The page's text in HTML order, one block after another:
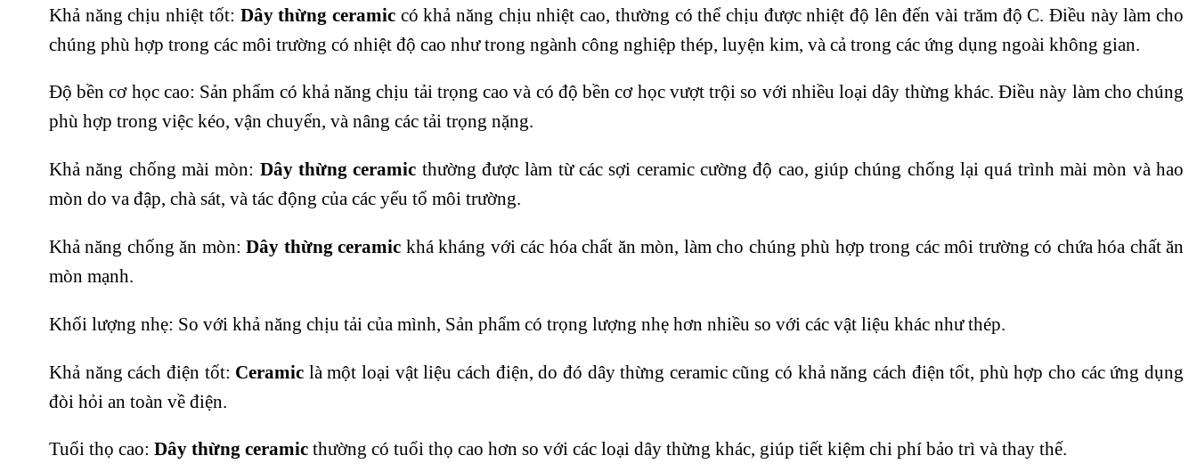
Khả năng chịu nhiệt tốt: Dây thừng ceramiccó khả năng chịu nhiệt cao, thường có thể chịu được nhiệt độ lên đến vài trăm độ C. Điều này làm cho
chúng phù hợp trong các môi trường có nhiệt độ cao như trong ngành công nghiệp thép, luyện kim, và cả trong các ứng dụng ngoài không gian.
Độ bền cơ học cao: Sản phẩm có khả năng chịu tải trọng cao và có độ bền cơ học vượt trội so với nhiều loại dây thừng khác. Điều này làm cho chúng
phù hợp trong việc kéo, vận chuyển, và nâng các tải trọng nặng.
Khả năng chống mài mòn: Dây thừng ceramic thường được làm từ các sợi ceramic cường độ cao, giúp chúng chống lại quá trình mài mòn và hao
mòn do va đập, chà sát, và tác động của các yếu tố môi trường.
Khả năng chống ăn mòn: Dây thừng ceramic khá kháng với các hóa chất ăn mòn, làm cho chúng phù hợp trong các môi trường có chứa hóa chất ăn
mòn mạnh.
Khối lượng nhẹ: So với khả năng chịu tải của mình, Sản phẩm có trọng lượng nhẹ hơn nhiều so với các vật liệu khác như thép.
Khả năng cách điện tốt: Ceramic là một loại vật liệu cách điện, do đó dây thừng ceramic cũng có khả năng cách điện tốt, phù hợp cho các ứng dụng
đòi hỏi an toàn về điện.
Tuổi thọ cao: Dây thừng ceramic thường có tuổi thọ cao hơn so với các loại dây thừng khác, giúp tiết kiệm chi phí bảo trì và thay thế.